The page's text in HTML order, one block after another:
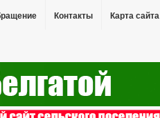
Контакты Карта сайта